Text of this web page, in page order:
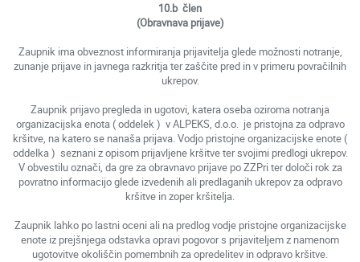
10.b člen
(Obravnava prijave)
Zaupnik ima obveznost informiranja prijavitelja glede možnosti notranje,
zunanje prijave in javnega razkritja ter zaščite pred in v primeru povračilnih
ukrepov.
Zaupnik prijavo pregleda in ugotovi, katera oseba oziroma notranja
organizacijska enota ( oddelek ) v ALPEKS, d.o.o. je pristojna za odpravo
kršitve, na katero se nanaša prijava. Vodjo pristojne organizacijske enote (
oddelka ) seznani z opisom prijavljene kršitve ter svojimi predlogi ukrepov.
V obvestilu označi, da gre za obravnavo prijave po ZZPri ter določi rok za
povratno informacijo glede izvedenih ali predlaganih ukrepov za odpravo
kršitve in zoper kršitelja.
Zaupnik lahko po lastni oceni ali na predlog vodje pristojne organizacijske
enote iz prejšnjega odstavka opravi pogovor s prijaviteljem z namenom
ugotovitve okoliščin pomembnih za opredelitev in odpravo kršitve.